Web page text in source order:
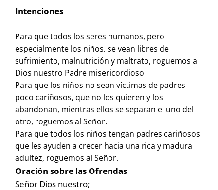
Intenciones
Para que todos los seres humanos, pero
especialmente los niños, se vean libres de
sufrimiento, malnutrición y maltrato, roguemos a
Dios nuestro Padre misericordioso.
Para que los niños no sean víctimas de padres
poco cariñosos, que no los quieren y los
abandonan, mientras ellos se separan el uno del
otro, roguemos al Señor.
Para que todos los niños tengan padres cariñosos
que les ayuden a crecer hacia una rica y madura
adultez, roguemos al Señor.
Oración sobre las Ofrendas
Señor Dios nuestro;